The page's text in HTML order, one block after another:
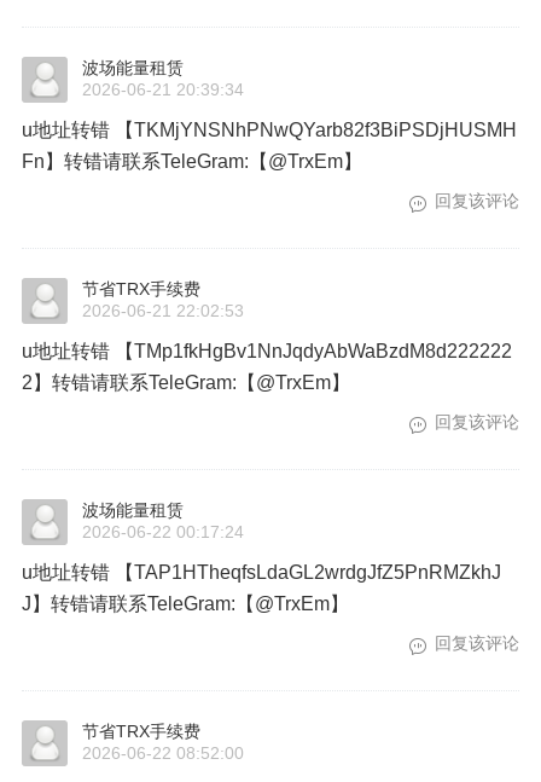
波场能量租赁
2026-06-21 20:39:34
u地址转错 【TKMjYNSNhPNwQYarb82f3BiPSDjHUSMH
Fn】转错请联系TeleGram:【@TrxEm】
回复该评论
节省TRX手续费
2026-06-21 22:02:53
u地址转错 【TMp1fkHgBv1NnJqdyAbWaBzdM8d222222
2】转错请联系TeleGram:【@TrxEm】
回复该评论
波场能量租赁
2026-06-22 00:17:24
u地址转错 【TAP1HTheqfsLdaGL2wrdgJfZ5PnRMZkhJ
J】转错请联系TeleGram:【@TrxEm】
回复该评论
节省TRX手续费
2026-06-22 08:52:00